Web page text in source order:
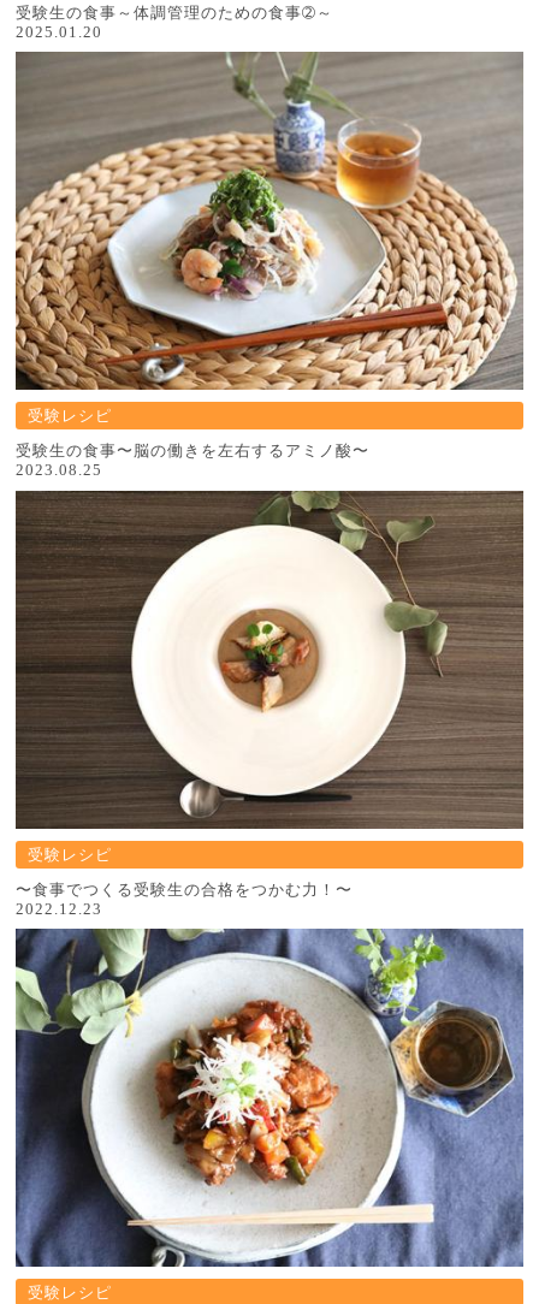
受験生の食事～体調管理のための食事➁～
2025.01.20
受験レシピ
受験生の食事〜脳の働きを左右するアミノ酸〜
2023.08.25
受験レシピ
〜食事でつくる受験生の合格をつかむ力！〜
2022.12.23
受験レシピ